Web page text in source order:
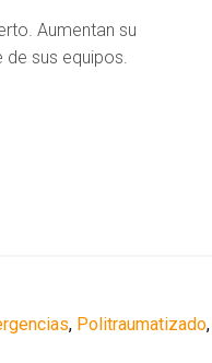
Aumentan su
sus equipos.
, Politraumatizado,